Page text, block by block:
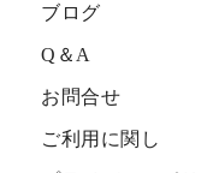
ブログ
Q＆A
お問合せ
ご利用に関し